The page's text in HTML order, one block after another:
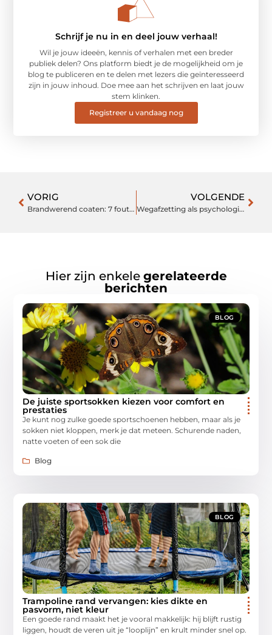
Schrijf je nu in en deel jouw verhaal!
Wil je jouw ideeën, kennis of verhalen met een breder
publiek delen? Ons platform biedt je de mogelijkheid om je
blog te publiceren en te delen met lezers die geïnteresseerd
zijn in jouw inhoud. Doe mee aan het schrijven en laat jouw
stem klinken.
Registreer u vandaag nog
VORIG
Brandwerend coaten: 7 fouten die u absoluut wilt vermijden
VOLGENDE
Wegafzetting als psychologische grens op de rijbaan
Hier zijn enkele gerelateerde
berichten
BLOG
De juiste sportsokken kiezen voor comfort en
prestaties
Je kunt nog zulke goede sportschoenen hebben, maar als je
sokken niet kloppen, merk je dat meteen. Schurende naden,
natte voeten of een sok die
Blog
BLOG
Trampoline rand vervangen: kies dikte en
pasvorm, niet kleur
Een goede rand maakt het je vooral makkelijk: hij blijft rustig
liggen, houdt de veren uit je “looplijn” en krult minder snel op.